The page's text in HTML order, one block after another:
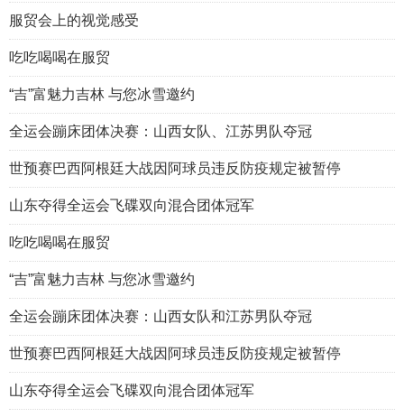
服贸会上的视觉感受
吃吃喝喝在服贸
“吉”富魅力吉林 与您冰雪邀约
全运会蹦床团体决赛：山西女队、江苏男队夺冠
世预赛巴西阿根廷大战因阿球员违反防疫规定被暂停
山东夺得全运会飞碟双向混合团体冠军
吃吃喝喝在服贸
“吉”富魅力吉林 与您冰雪邀约
全运会蹦床团体决赛：山西女队和江苏男队夺冠
世预赛巴西阿根廷大战因阿球员违反防疫规定被暂停
山东夺得全运会飞碟双向混合团体冠军